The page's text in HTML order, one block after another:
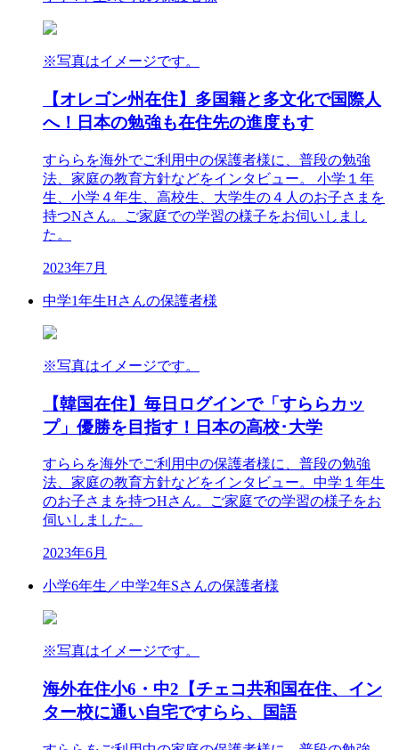
※写真はイメージです。
【オレゴン州在住】多国籍と多文化で国際人
へ！日本の勉強も在住先の進度もす
すららを海外でご利用中の保護者様に、普段の勉強
法、家庭の教育方針などをインタビュー。 小学１年
生、小学４年生、高校生、大学生の４人のお子さまを
持つNさん。ご家庭での学習の様子をお伺いしまし
た。
2023年7月
中学1年生Hさんの保護者様
※写真はイメージです。
【韓国在住】毎日ログインで「すららカッ
プ」優勝を目指す！日本の高校･大学
すららを海外でご利用中の保護者様に、普段の勉強
法、家庭の教育方針などをインタビュー。中学１年生
のお子さまを持つHさん。ご家庭での学習の様子をお
伺いしました。
2023年6月
小学6年生／中学2年Sさんの保護者様
※写真はイメージです。
海外在住小6・中2【チェコ共和国在住、イン
ター校に通い自宅ですらら、国語